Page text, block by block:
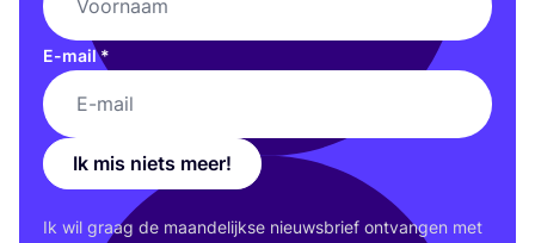
E-mail*
Ik mis niets meer!
Ik wil graag de maan­de­lijk­se nieuws­brief ont­van­gen met